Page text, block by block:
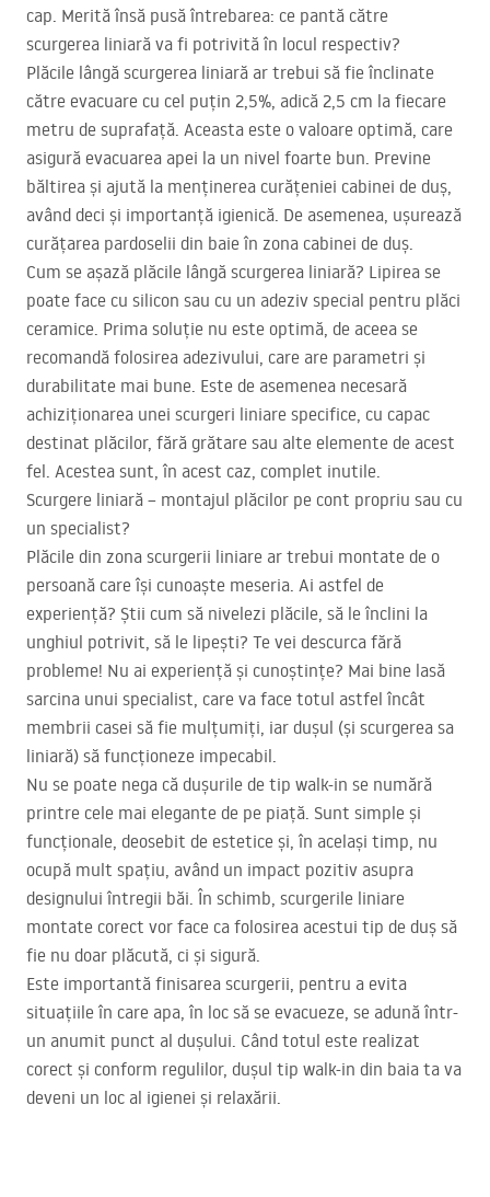
cap. Merită însă pusă întrebarea: ce pantă către
scurgerea liniară va fi potrivită în locul respectiv?
Plăcile lângă scurgerea liniară ar trebui să fie înclinate
către evacuare cu cel puțin 2,5%, adică 2,5 cm la fiecare
metru de suprafață. Aceasta este o valoare optimă, care
asigură evacuarea apei la un nivel foarte bun. Previne
băltirea și ajută la menținerea curățeniei cabinei de duș,
având deci și importanță igienică. De asemenea, ușurează
curățarea pardoselii din baie în zona cabinei de duș.
Cum se așază plăcile lângă scurgerea liniară? Lipirea se
poate face cu silicon sau cu un adeziv special pentru plăci
ceramice. Prima soluție nu este optimă, de aceea se
recomandă folosirea adezivului, care are parametri și
durabilitate mai bune. Este de asemenea necesară
achiziționarea unei scurgeri liniare specifice, cu capac
destinat plăcilor, fără grătare sau alte elemente de acest
fel. Acestea sunt, în acest caz, complet inutile.
Scurgere liniară – montajul plăcilor pe cont propriu sau cu
un specialist?
Plăcile din zona scurgerii liniare ar trebui montate de o
persoană care își cunoaște meseria. Ai astfel de
experiență? Știi cum să nivelezi plăcile, să le înclini la
unghiul potrivit, să le lipești? Te vei descurca fără
probleme! Nu ai experiență și cunoștințe? Mai bine lasă
sarcina unui specialist, care va face totul astfel încât
membrii casei să fie mulțumiți, iar dușul (și scurgerea sa
liniară) să funcționeze impecabil.
Nu se poate nega că dușurile de tip walk-in se numără
printre cele mai elegante de pe piață. Sunt simple și
funcționale, deosebit de estetice și, în același timp, nu
ocupă mult spațiu, având un impact pozitiv asupra
designului întregii băi. În schimb, scurgerile liniare
montate corect vor face ca folosirea acestui tip de duș să
fie nu doar plăcută, ci și sigură.
Este importantă finisarea scurgerii, pentru a evita
situațiile în care apa, în loc să se evacueze, se adună într-
un anumit punct al dușului. Când totul este realizat
corect și conform regulilor, dușul tip walk-in din baia ta va
deveni un loc al igienei și relaxării.